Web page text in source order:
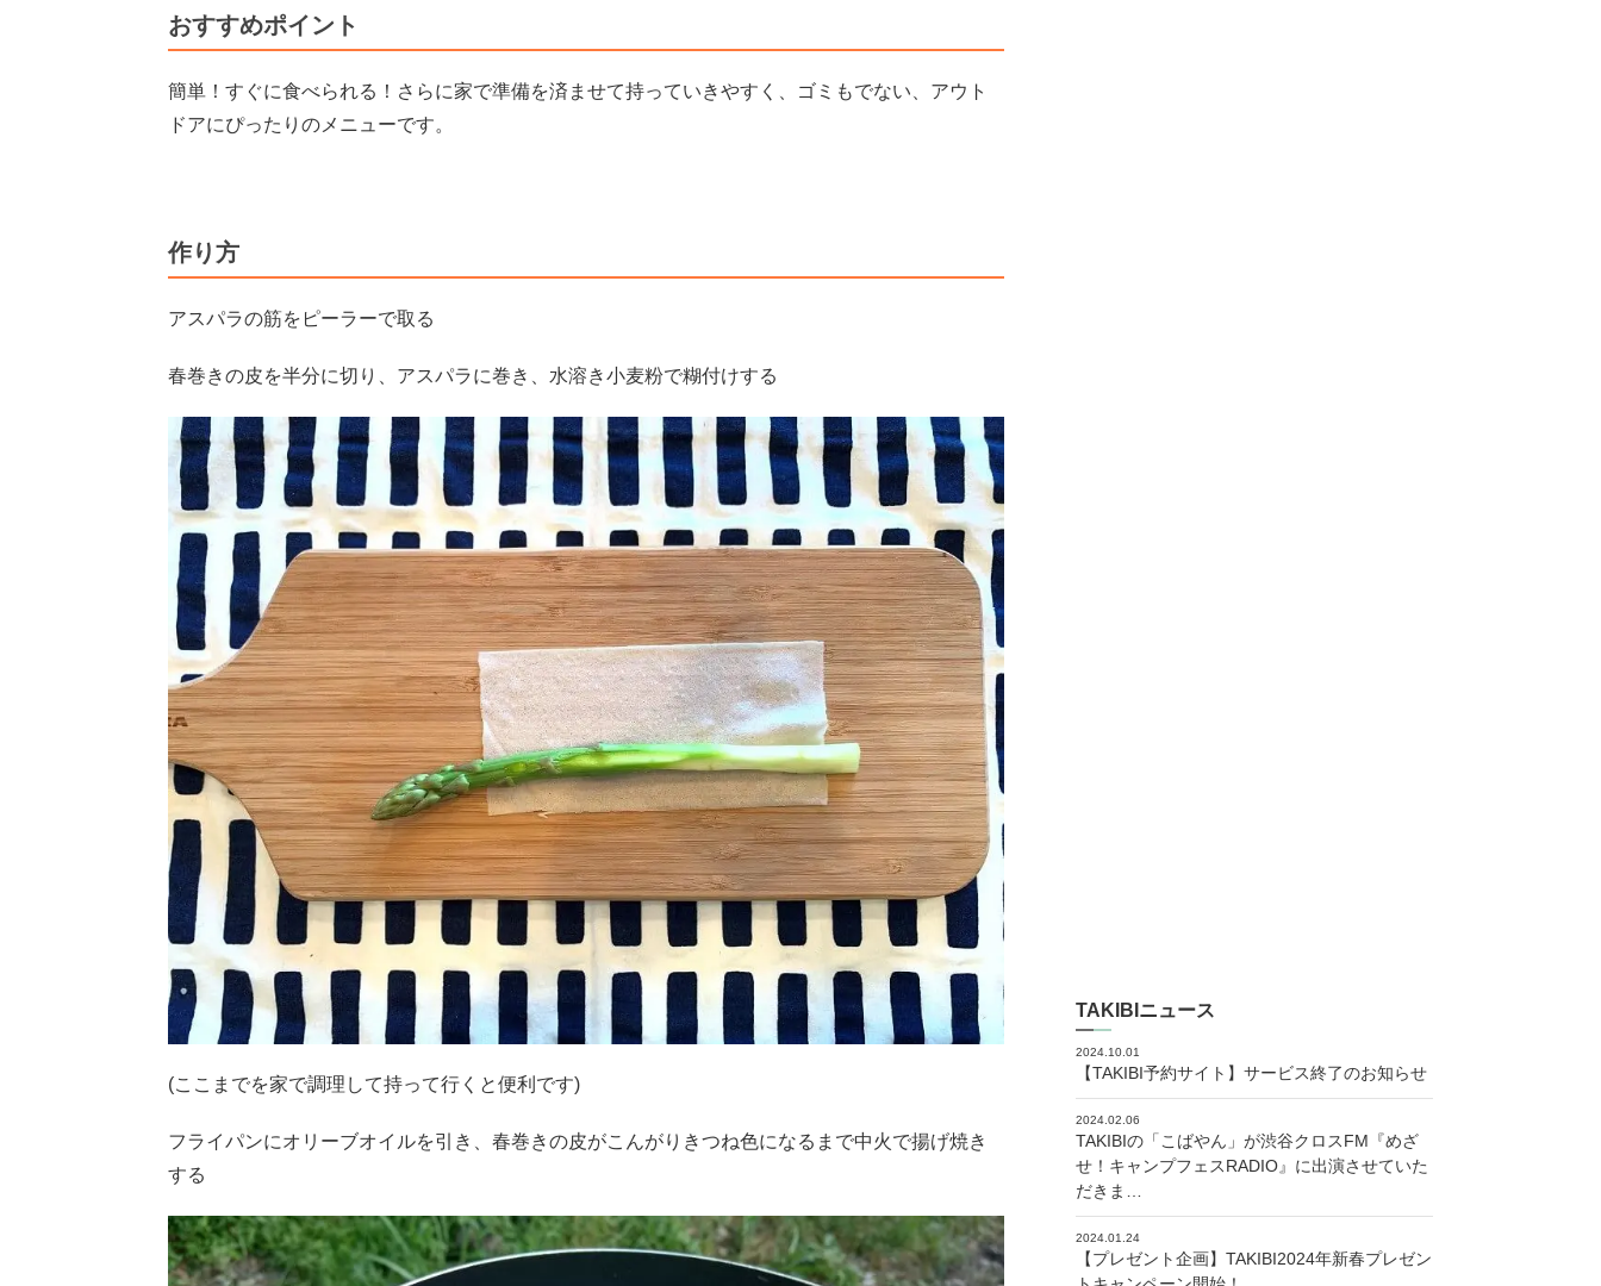
おすすめポイント
簡単！すぐに食べられる！さらに家で準備を済ませて持っていきやすく、ゴミもでない、アウト
ドアにぴったりのメニューです。
作り方
アスパラの筋をピーラーで取る
春巻きの皮を半分に切り、アスパラに巻き、水溶き小麦粉で糊付けする
(ここまでを家で調理して持って行くと便利です)
フライパンにオリーブオイルを引き、春巻きの皮がこんがりきつね色になるまで中火で揚げ焼き
する
TAKIBIニュース
2024.10.01
【TAKIBI予約サイト】サービス終了のお知らせ
2024.02.06
TAKIBIの「こばやん」が渋谷クロスFM『めざ
せ！キャンプフェスRADIO』に出演させていた
だきま…
2024.01.24
【プレゼント企画】TAKIBI2024年新春プレゼン